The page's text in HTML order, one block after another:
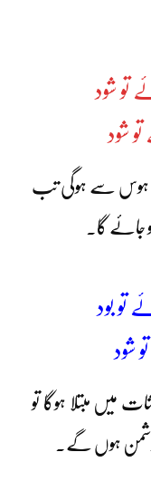
تو شود
شود
ہوس سے ہوگی تب
جائے گا۔
تو بود
شود
میں مبتلا ہوگا تو
دشمن ہوں گے۔